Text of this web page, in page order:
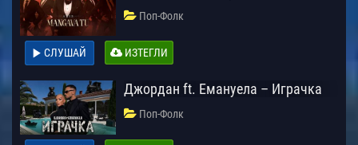
Поп-Фолк
СЛУШАЙ ИЗТЕГЛИ
Джордан ft. Емануела – Играчка
Поп-Фолк